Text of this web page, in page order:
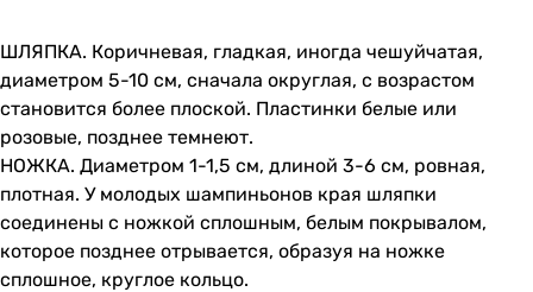
ШЛЯПКА. Коричневая, гладкая, иногда чешуйчатая,
диаметром 5-10 см, сначала округлая, с возрастом
становится более плоской. Пластинки белые или
розовые, позднее темнеют.
НОЖКА. Диаметром 1-1,5 см, длиной 3-6 см, ровная,
плотная. У молодых шампиньонов края шляпки
соединены с ножкой сплошным, белым покрывалом,
которое позднее отрывается, образуя на ножке
сплошное, круглое кольцо.